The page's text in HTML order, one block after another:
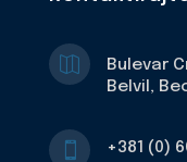

Bulevar
Belvil,
 +381 (0)